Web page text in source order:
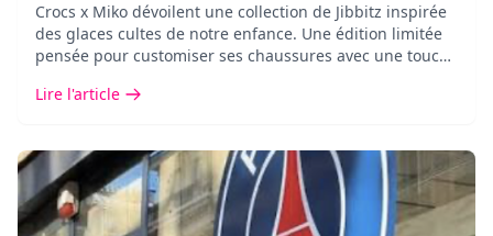
Crocs x Miko dévoilent une collection de Jibbitz inspirée
des glaces cultes de notre enfance. Une édition limitée
pensée pour customiser ses chaussures avec une touche
Lire l'article